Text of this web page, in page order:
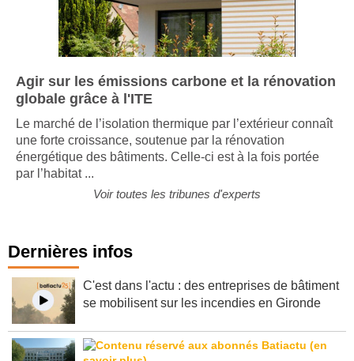
Agir sur les émissions carbone et la rénovation
globale grâce à l'ITE
Le marché de l’isolation thermique par l’extérieur connaît
une forte croissance, soutenue par la rénovation
énergétique des bâtiments. Celle-ci est à la fois portée
Dernières infos
C'est dans l'actu : des entreprises de bâtiment